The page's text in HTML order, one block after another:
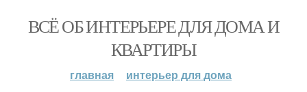
ВСЁ ОБ ИНТЕРЬЕРЕ ДЛЯ ДОМА И
КВАРТИРЫ
главная
интерьер для дома